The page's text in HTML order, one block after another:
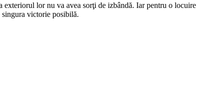
lor nu va avea sorţi de izbândă. Iar pentru o
singura victorie posibilă.